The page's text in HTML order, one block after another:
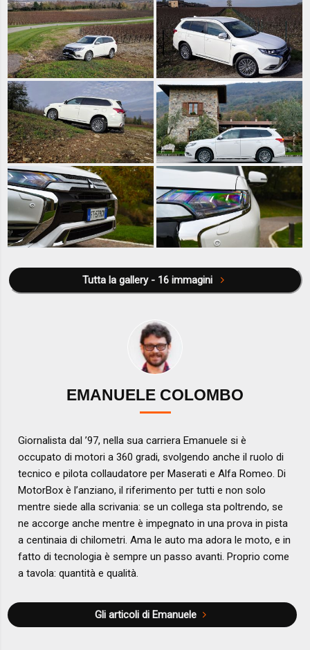
Tutta la gallery - 16 immagini
EMANUELE COLOMBO
Giornalista dal ’97, nella sua carriera Emanuele si è
occupato di motori a 360 gradi, svolgendo anche il ruolo di
tecnico e pilota collaudatore per Maserati e Alfa Romeo. Di
MotorBox è l’anziano, il riferimento per tutti e non solo
mentre siede alla scrivania: se un collega sta poltrendo, se
ne accorge anche mentre è impegnato in una prova in pista
a centinaia di chilometri. Ama le auto ma adora le moto, e in
fatto di tecnologia è sempre un passo avanti. Proprio come
a tavola: quantità e qualità.
Gli articoli di Emanuele